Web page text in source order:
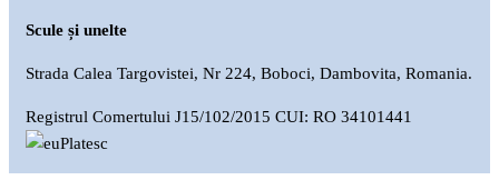
Scule și unelte
Strada Calea Targovistei, Nr 224, Boboci, Dambovita, Romania.
Registrul Comertului J15/102/2015 CUI: RO 34101441